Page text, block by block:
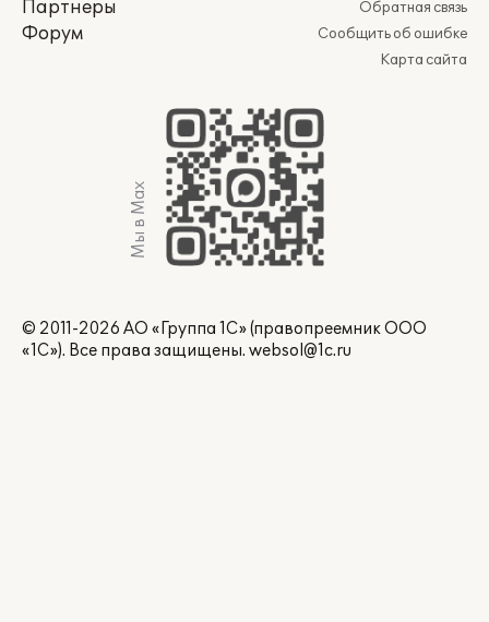
Партнеры
Форум
Обратная связь
Сообщить об ошибке
Карта сайта
Мы в Max
© 2011-2026 АО «Группа 1С» (правопреемник ООО
«1С»). Все права защищены. websol@1c.ru